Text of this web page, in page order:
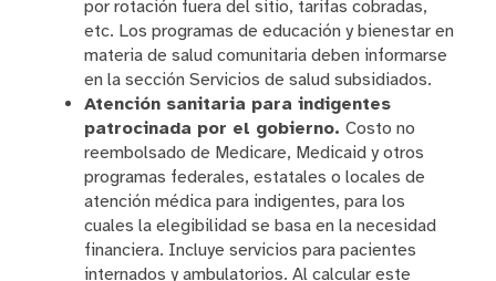
por rotación fuera del sitio, tarifas cobradas,
etc. Los programas de educación y bienestar en
materia de salud comunitaria deben informarse
en la sección Servicios de salud subsidiados.
Atención sanitaria para indigentes
patrocinada por el gobierno. Costo no
reembolsado de Medicare, Medicaid y otros
programas federales, estatales o locales de
atención médica para indigentes, para los
cuales la elegibilidad se basa en la necesidad
financiera. Incluye servicios para pacientes
internados y ambulatorios. Al calcular este